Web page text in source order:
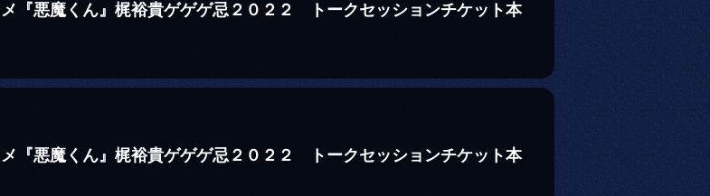
『悪魔くん』梶裕貴ゲゲゲ忌２０２２ トークセッションチケット本
『悪魔くん』梶裕貴ゲゲゲ忌２０２２ トークセッションチケット本